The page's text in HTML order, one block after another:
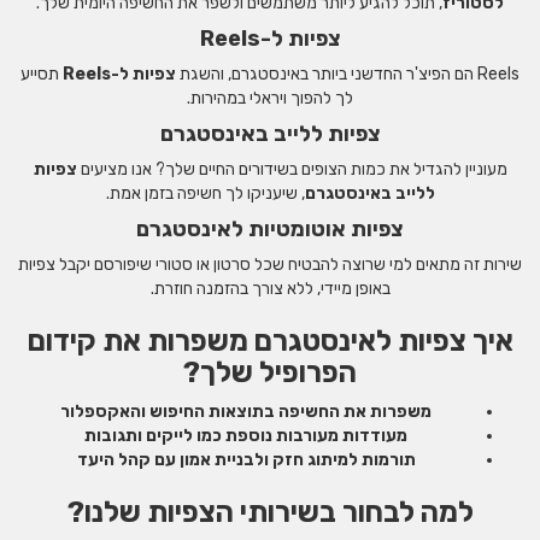
צפיות ל-Reels
Reels הם הפיצ'ר החדשני ביותר באינסטגרם, והשגת צפיות ל-Reels
תסייע
לך להפוך ויראלי במהירות.
צפיות ללייב באינסטגרם
מעוניין להגדיל את כמות הצופים בשידורים החיים שלך? אנו מציעים צפיות
ללייב באינסטגרם, שיעניקו לך חשיפה בזמן אמת.
צפיות אוטומטיות לאינסטגרם
שירות זה מתאים למי שרוצה להבטיח שכל סרטון או סטורי שיפורסם יקבל צפיות
באופן מיידי, ללא צורך בהזמנה חוזרת.
איך צפיות לאינסטגרם משפרות את קידום
הפרופיל שלך?
משפרות את החשיפה בתוצאות החיפוש והאקספלור
מעודדות מעורבות נוספת כמו לייקים ותגובות
תורמות למיתוג חזק ולבניית אמון עם קהל היעד
למה לבחור בשירותי הצפיות שלנו?